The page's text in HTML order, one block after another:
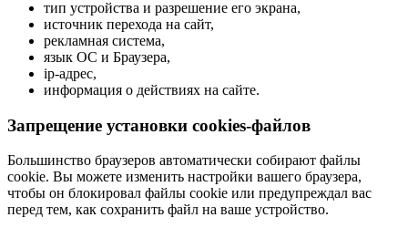
тип устройства и разрешение его экрана,
источник перехода на сайт,
рекламная система,
язык ОС и Браузера,
ip-адрес,
информация о действиях на сайте.
Запрещение установки cookies-файлов
Большинство браузеров автоматически собирают файлы
cookie. Вы можете изменить настройки вашего браузера,
чтобы он блокировал файлы cookie или предупреждал вас
перед тем, как сохранить файл на ваше устройство.